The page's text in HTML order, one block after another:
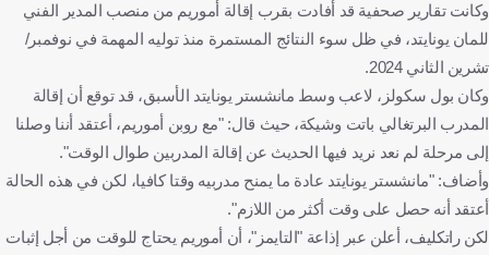
وكانت تقارير صحفية قد أفادت بقرب إقالة أموريم من منصب المدير الفني
للمان يونايتد، في ظل سوء النتائج المستمرة منذ توليه المهمة في نوفمبر/
تشرين الثاني 2024.
وكان بول سكولز، لاعب وسط مانشستر يونايتد الأسبق، قد توقع أن إقالة
المدرب البرتغالي باتت وشيكة، حيث قال: "مع روبن أموريم، أعتقد أننا وصلنا
إلى مرحلة لم نعد نريد فيها الحديث عن إقالة المدربين طوال الوقت".
وأضاف: "مانشستر يونايتد عادة ما يمنح مدربيه وقتا كافيا، لكن في هذه الحالة
أعتقد أنه حصل على وقت أكثر من اللازم".
لكن راتكليف، أعلن عبر إذاعة "التايمز"، أن أموريم يحتاج للوقت من أجل إثبات